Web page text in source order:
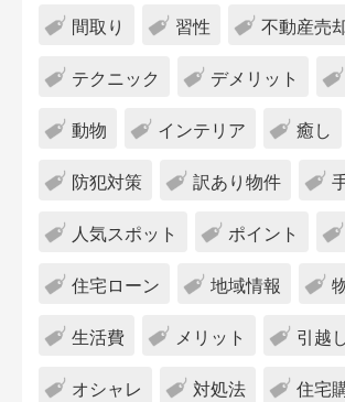
間取り 習性 不動産売
テクニック デメリット
動物 インテリア 癒し
防犯対策 訳あり物件
人気スポット ポイント
住宅ローン 地域情報
生活費 メリット 引越
オシャレ 対処法 住宅